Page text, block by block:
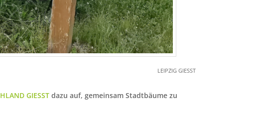
LEIPZIG GIESST
GIESSTdazu auf, gemeinsam Stadtbäume zu